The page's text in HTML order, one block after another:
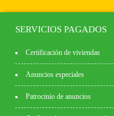
SERVICIOS PAGADOS
Certificación de viviendas
Anuncios especiales
Patrocinio de anuncios